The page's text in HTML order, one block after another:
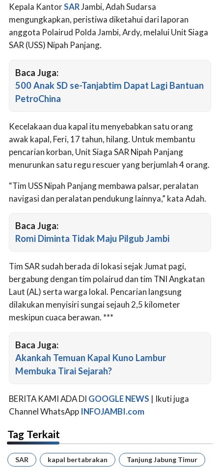
Kepala KantorSARJambi, Adah Sudarsa
mengungkapkan, peristiwa diketahui dari laporan
anggota Polairud Polda Jambi, Ardy, melalui Unit Siaga
SAR (USS) Nipah Panjang.
Baca Juga:
500 Anak SD se-Tanjabtim Dapat Lagi Bantuan
PetroChina
Kecelakaan dua kapal itu menyebabkan satu orang
awak kapal, Feri, 17 tahun, hilang. Untuk membantu
pencarian korban, Unit Siaga SAR Nipah Panjang
menurunkan satu regu rescuer yang berjumlah 4 orang.
“Tim USS Nipah Panjang membawa palsar, peralatan
navigasi dan peralatan pendukung lainnya,” kata Adah.
Baca Juga:
Romi Diminta Tidak Maju Pilgub Jambi
Tim SAR sudah berada di lokasi sejak Jumat pagi,
bergabung dengan tim polairud dan tim TNI Angkatan
Laut (AL) serta warga lokal. Pencarian langsung
dilakukan menyisiri sungai sejauh 2,5 kilometer
meskipun cuaca berawan. ***
Baca Juga:
Akankah Temuan Kapal Kuno Lambur
Membuka Tirai Sejarah?
BERITA KAMI ADA DI GOOGLE NEWS | Ikuti juga
Channel WhatsApp INFOJAMBI.com
Tag Terkait
SAR kapal bertabrakan Tanjung Jabung Timur